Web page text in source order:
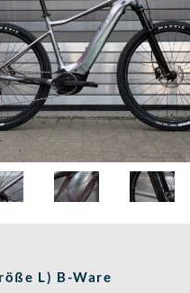
L) B-Ware